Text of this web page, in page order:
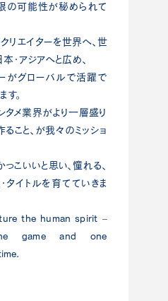
の可能性が秘められて
リエイターを世界へ、世
・アジアへと広め、
がグローバルで活躍で
す。
メ業界がより⼀層盛り
こと、が我々のミッショ
こいいと思い、憧れる、
タイトルを育てていきま
the human spirit –
game and one